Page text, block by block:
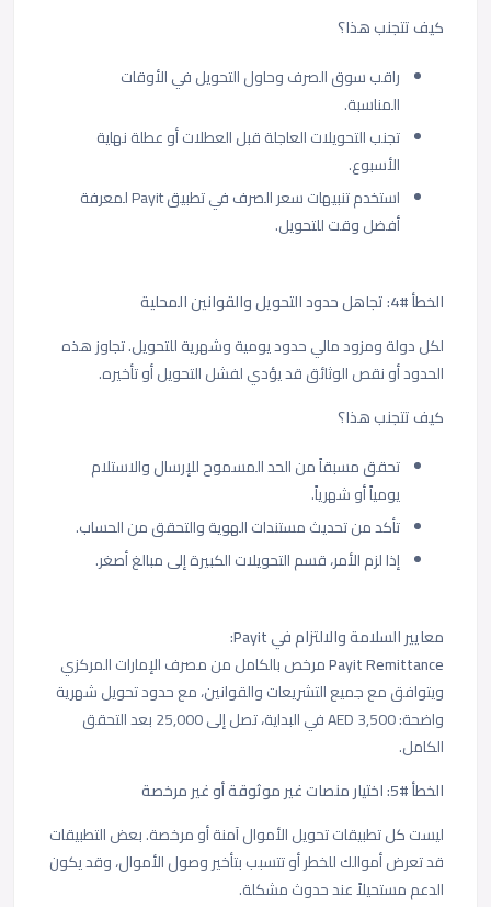
كيف تتجنب هذا؟
راقب سوق الصرف وحاول التحويل في الأوقات
المناسبة.
تجنب التحويلات العاجلة قبل العطلات أو عطلة نهاية
الأسبوع.
استخدم تنبيهات سعر الصرف في تطبيق Payit لمعرفة
أفضل وقت للتحويل.
الخطأ #4: تجاهل حدود التحويل والقوانين المحلية
لكل دولة ومزود مالي حدود يومية وشهرية للتحويل. تجاوز هذه
الحدود أو نقص الوثائق قد يؤدي لفشل التحويل أو تأخيره.
كيف تتجنب هذا؟
تحقق مسبقاً من الحد المسموح للإرسال والاستلام
يومياً أو شهرياً.
تأكد من تحديث مستندات الهوية والتحقق من الحساب.
إذا لزم الأمر، قسم التحويلات الكبيرة إلى مبالغ أصغر.
معايير السلامة والالتزام في Payit:
Payit Remittanceمرخص بالكامل من مصرف الإمارات المركزي
ويتوافق مع جميع التشريعات والقوانين، مع حدود تحويل شهرية
واضحة: 3,500 AED في البداية، تصل إلى 25,000 بعد التحقق
الكامل.
الخطأ #5: اختيار منصات غير موثوقة أو غير مرخصة
ليست كل تطبيقات تحويل الأموال آمنة أو مرخصة. بعض التطبيقات
قد تعرض أموالك للخطر أو تتسبب بتأخير وصول الأموال، وقد يكون
الدعم مستحيلاً عند حدوث مشكلة.